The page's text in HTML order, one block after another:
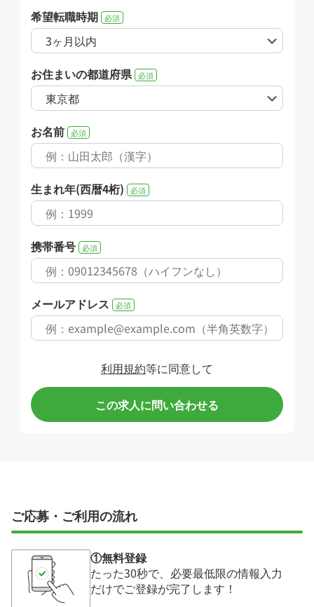
希望転職時期 必須
お住まいの都道府県 必須
お名前 必須
生まれ年(西暦4桁) 必須
携帯番号 必須
メールアドレス 必須
利用規約等に同意して
この求人に問い合わせる
ご応募・ご利用の流れ
①無料登録
たった30秒で、必要最低限の情報入力
だけでご登録が完了します！